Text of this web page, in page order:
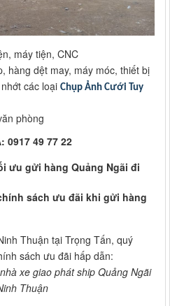
máy tiện, CNC
hàng dệt may, máy móc, thiết bị
các loại Chụp Ảnh Cưới Tuy
phòng
0917 49 77 22
ưu gửi hàng Quảng Ngãi đi
sách ưu đãi khi gửi hàng
Thuận tại Trọng Tấn, quý
sách ưu đãi hấp dẫn:
xe giao phát ship Quảng Ngãi
Thuận